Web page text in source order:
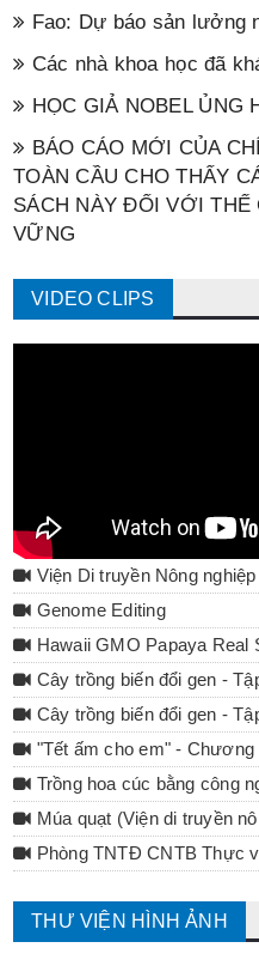
Fao: Dự báo sản lưởng
Các nhà khoa học đã
HỌC GIẢ NOBEL ỦNG
BÁO CÁO MỚI CỦA
TOÀN CẦU CHO THẤY
SÁCH NÀY ĐỐI VỚI THẾ
VỮNG
VIDEO CLIPS
Viện Di truyền Nông
Genome Editing
Hawaii GMO Papaya Real
Cây trồng biến đổi gen -
Cây trồng biến đổi gen -
"Tết ấm cho em" -
Trồng hoa cúc bằng công
Múa quạt (Viện di truyền
Phòng TNTĐ CNTB Thực
THƯ VIỆN HÌNH ẢNH